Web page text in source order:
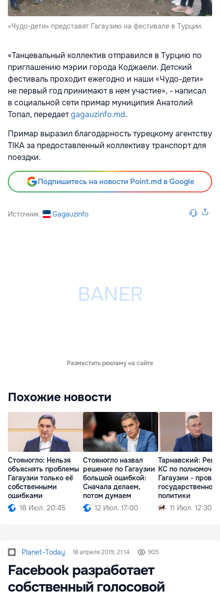
«Чудо-дети» представят Гагаузию на фестивале в Турции.
«Танцевальный коллектив отправился в Турцию по
приглашению мэрии города Коджаели. Детский
фестиваль проходит ежегодно и наши «Чудо-дети»
не первый год принимают в нем участие», - написал
в социальной сети примар муниципия Анатолий
Топал, передаетgagauzinfo.md.
Примар выразил благодарность турецкому агентству
ТIКА за предоставленный коллективу транспорт для
поездки.
Подпишитесь на новости Point.md в Google
Источник Gagauzinfo
Разместить рекламу на сайте
Похожие новости
Стояногло: Нельзя
объяснять проблемы
Гагаузии только её
собственными
ошибками
18 Июл. 20:45
Стояногло назвал
решение по Гагаузии
большой ошибкой:
Сначала делаем,
потом думаем
12 Июл. 17:00
Тарнавский:
КС по
Гагаузии - провал
государственной
политики
11 Июл. 12:30
Planet-Today 18 апреля 2019, 21:14 905
Facebook разработает
собственный голосовой